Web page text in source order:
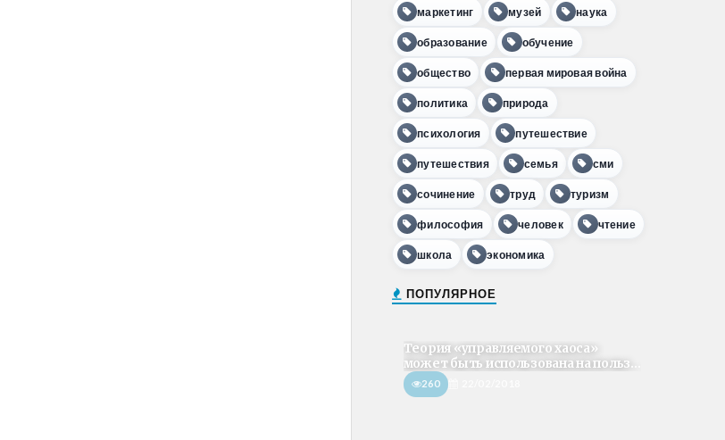
маркетинг музей наука
образование обучение
общество первая мировая война
политика природа
психология путешествие
путешествия семья сми
сочинение труд туризм
философия человек чтение
школа экономика
ПОПУЛЯРНОЕ
Теория «управляемого хаоса»
может быть использована на польз...
260